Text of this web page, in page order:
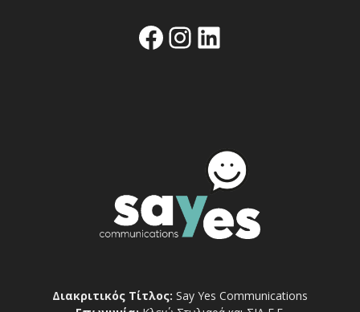
Facebook
Instagram
Linkedin
Διακριτικός Τίτλος: Say Yes Communications